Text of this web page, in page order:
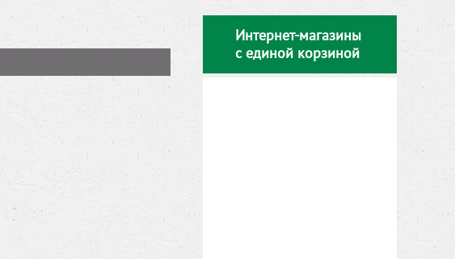
Интернет-магазины
с единой корзиной